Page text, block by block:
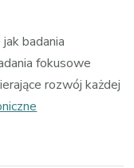
badania
fokusowe
rozwój każdej